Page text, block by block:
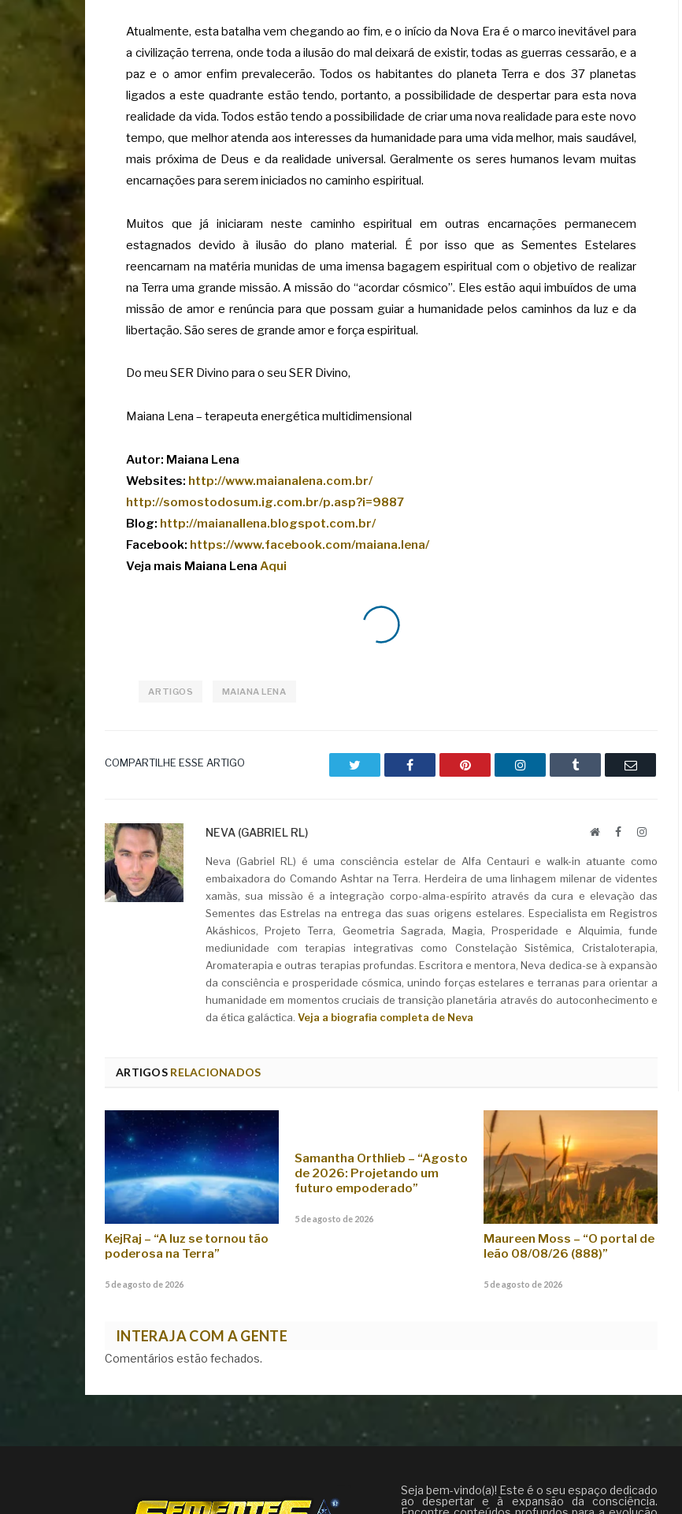
Atualmente, esta batalha vem chegando ao fim, e o início da Nova Era é o marco inevitável para
a civilização terrena, onde toda a ilusão do mal deixará de existir, todas as guerras cessarão, e a
paz e o amor enfim prevalecerão. Todos os habitantes do planeta Terra e dos 37 planetas
ligados a este quadrante estão tendo, portanto, a possibilidade de despertar para esta nova
realidade da vida. Todos estão tendo a possibilidade de criar uma nova realidade para este novo
tempo, que melhor atenda aos interesses da humanidade para uma vida melhor, mais saudável,
mais próxima de Deus e da realidade universal. Geralmente os seres humanos levam muitas
encarnações para serem iniciados no caminho espiritual.
Muitos que já iniciaram neste caminho espiritual em outras encarnações permanecem
estagnados devido à ilusão do plano material. É por isso que as Sementes Estelares
reencarnam na matéria munidas de uma imensa bagagem espiritual com o objetivo de realizar
na Terra uma grande missão. A missão do “acordar cósmico”. Eles estão aqui imbuídos de uma
missão de amor e renúncia para que possam guiar a humanidade pelos caminhos da luz e da
libertação. São seres de grande amor e força espiritual.
Do meu SER Divino para o seu SER Divino,
Maiana Lena – terapeuta energética multidimensional
Autor: Maiana Lena
Websites: http://www.maianalena.com.br/
http://somostodosum.ig.com.br/p.asp?i=9887
Blog: http://maianallena.blogspot.com.br/
Facebook: https://www.facebook.com/maiana.lena/
Veja mais Maiana LenaAqui
ARTIGOS MAIANA LENA
COMPARTILHE ESSE ARTIGO Facebook Pinterest LinkedIn Tumblr Email
NEVA (GABRIEL RL) WebsiteFacebookLinkedIn
Neva (Gabriel RL) é uma consciência estelar de Alfa Centauri e walk-in atuante como
embaixadora do Comando Ashtar na Terra. Herdeira de uma linhagem milenar de videntes
xamãs, sua missão é a integração corpo-alma-espírito através da cura e elevação das
Sementes das Estrelas na entrega das suas origens estelares. Especialista em Registros
Akáshicos, Projeto Terra, Geometria Sagrada, Magia, Prosperidade e Alquimia, funde
mediunidade com terapias integrativas como Constelação Sistêmica, Cristaloterapia,
Aromaterapia e outras terapias profundas. Escritora e mentora, Neva dedica-se à expansão
da consciência e prosperidade cósmica, unindo forças estelares e terranas para orientar a
humanidade em momentos cruciais de transição planetária através do autoconhecimento e
da ética galáctica. Veja a biografia completa de Neva
ARTIGOSRELACIONADOS
KejRaj – “A luz se tornou tão
poderosa na Terra”
5 de agosto de 2026
Samantha Orthlieb – “Agosto
de 2026: Projetando um
futuro empoderado”
5 de agosto de 2026
Maureen Moss – “O portal de
leão 08/08/26 (888)”
5 de agosto de 2026
INTERAJA COM A GENTE
Comentários estão fechados.
Seja bem-vindo(a)! Este é o seu espaço dedicado
ao despertar e à expansão da consciência.